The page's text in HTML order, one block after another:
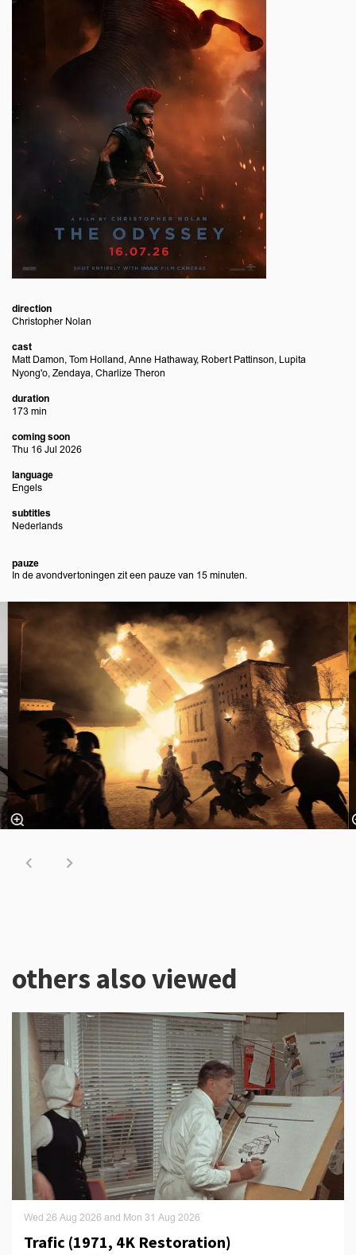
direction
Christopher Nolan
cast
Matt Damon, Tom Holland, Anne Hathaway, Robert Pattinson, Lupita
Nyong'o, Zendaya, Charlize Theron
duration
173 min
coming soon
Thu 16 Jul 2026
language
Engels
subtitles
Nederlands
pauze
In de avondvertoningen zit een pauze van 15 minuten.
others also viewed
Trafic (1971, 4K Restoration)
Wed 26 Aug 2026 and Mon 31 Aug 2026